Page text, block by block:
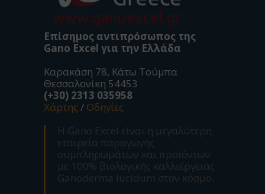
Επίσημος αντιπρόσωπος της
Gano Excel για την Ελλάδα
Καρακάση 78, Κάτω Τούμπα
Θεσσαλονίκη 54453
(+30) 2313 035958
Χάρτης / Οδηγίες
Η Gano Excel είναι η μεγαλύτερη
εταιρεία παραγωγής
συμπληρωμάτων και προϊόντων
με 100% βιολογικής καλλιέργειας
Ganoderma lucidum στον κόσμο.